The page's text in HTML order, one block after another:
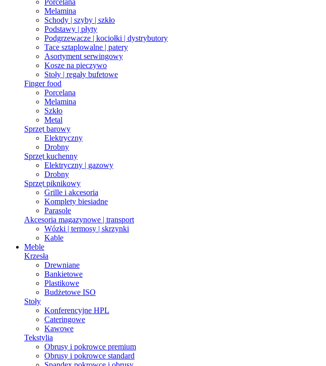
Porcelana
Melamina
Schody | szyby | szkło
Podstawy | płyty
Podgrzewacze | kociołki | dystrybutory
Tace sztaplowalne | patery
Asortyment serwingowy
Kosze na pieczywo
Stoły | regały bufetowe
Finger food
Porcelana
Melamina
Szkło
Metal
Sprzęt barowy
Elektryczny
Drobny
Sprzęt kuchenny
Elektryczny | gazowy
Drobny
Sprzęt piknikowy
Grille i akcesoria
Komplety biesiadne
Parasole
Akcesoria magazynowe | transport
Wózki | termosy | skrzynki
Kable
Meble
Krzesła
Drewniane
Bankietowe
Plastikowe
Budżetowe ISO
Stoły
Konferencyjne HPL
Cateringowe
Kawowe
Tekstylia
Obrusy i pokrowce premium
Obrusy i pokrowce standard